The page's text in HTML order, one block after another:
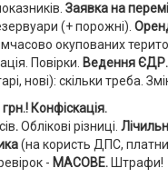
Заявка на
(+ порожні).
окупованих
Повірки. Ведення ЄДР.
нові): скільки треба.
Конфіскація.
.Облікові різниці.
(на користь ДПС,
- МАСОВЕ. Штрафи!